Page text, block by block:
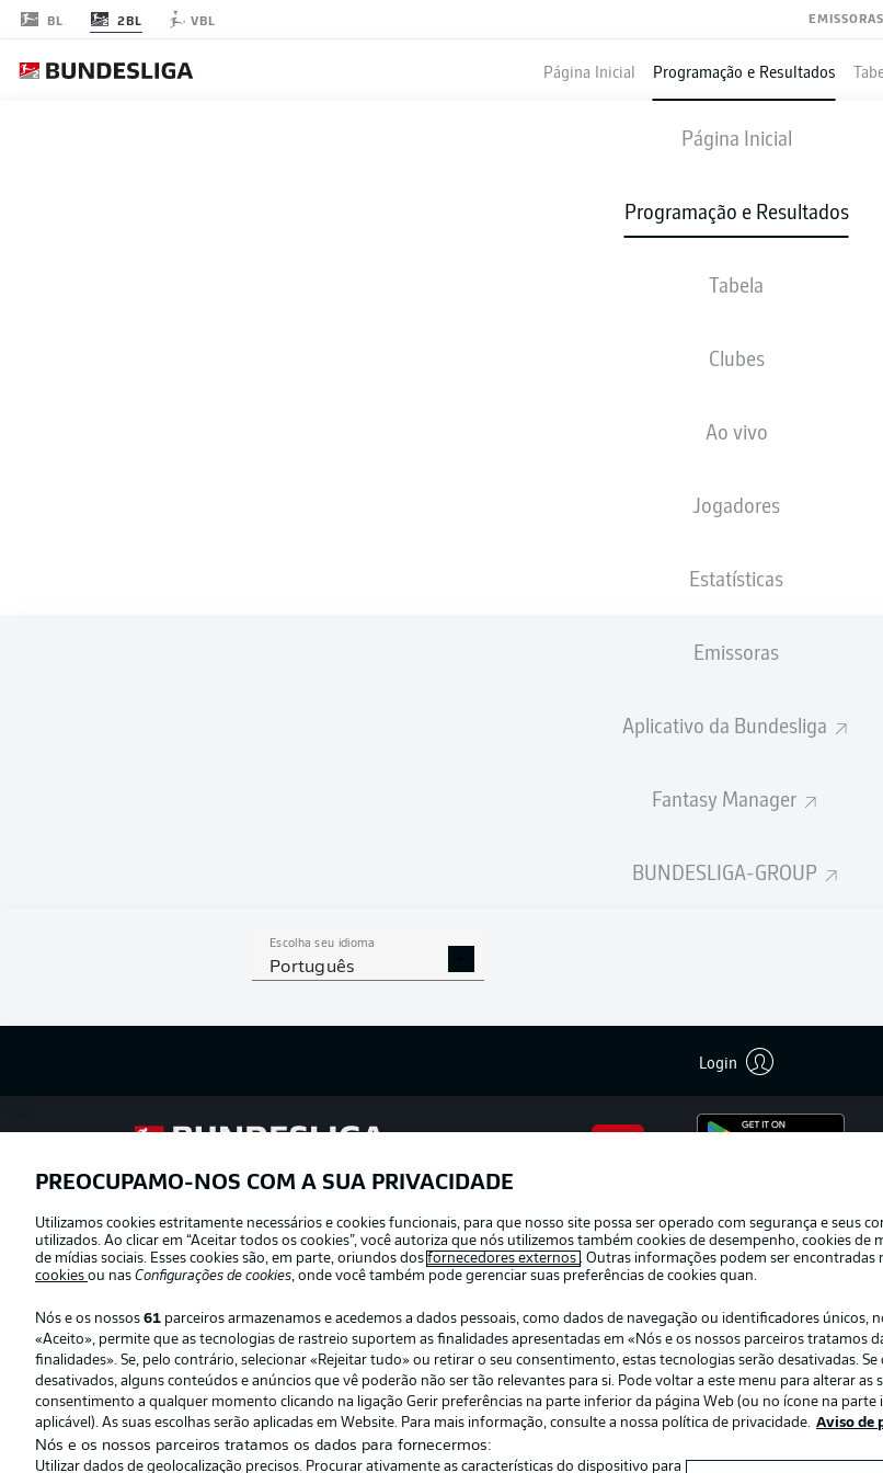
BL 2BL VBL EMISSORAS
Página Inicial Programação e Resultados
Página Inicial
Programação e Resultados
Tabela
Clubes
Ao vivo
Jogadores
Estatísticas
Emissoras
Aplicativo da Bundesliga
Fantasy Manager
BUNDESLIGA-GROUP
Escolha seu idioma
Português
Login
HANNOVER
ESCALAÇÕES
sex., 18.12.2026 - dom., 20.12.2026
Publicidade
Football as it’s meant to be
Oferecido por
Escolha seu
PREOCUPAMO-NOS COM A SUA PRIVACIDADE
Utilizamos cookies estritamente necessários e cookies funcionais, para que nosso site possa ser operado com segurança e seus
utilizados. Ao clicar em “Aceitar todos os cookies”, você autoriza que nós utilizemos também cookies de desempenho, cookies de
de mídias sociais. Esses cookies são, em parte, oriundos dos fornecedores externos . Outras informações podem ser encontradas
cookies ou nas Configurações de cookies, onde você também pode gerenciar suas preferências de cookies quan.
Nós e os nossos 61 parceiros armazenamos e acedemos a dados pessoais, como dados de navegação ou identificadores únicos,
«Aceito», permite que as tecnologias de rastreio suportem as finalidades apresentadas em «Nós e os nossos parceiros tratamos
finalidades». Se, pelo contrário, selecionar «Rejeitar tudo» ou retirar o seu consentimento, estas tecnologias serão desativadas.
desativados, alguns conteúdos e anúncios que vê poderão não ser tão relevantes para si. Pode voltar a este menu para alterar as
consentimento a qualquer momento clicando na ligação Gerir preferências na parte inferior da página Web (ou no ícone na parte
aplicável). As suas escolhas serão aplicadas em Website. Para mais informação, consulte a nossa política de privacidade. Aviso de
Nós e os nossos parceiros tratamos os dados para fornecermos:
Utilizar dados de geolocalização precisos. Procurar ativamente as características do dispositivo para identificação. Armazenar e/ou